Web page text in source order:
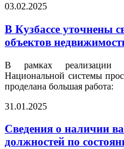
03.02.2025
В Кузбассе уточнены
объектов
В рамках реализации
Национальной системы
проделана большая работа:
31.01.2025
Сведения о наличии
должностей по